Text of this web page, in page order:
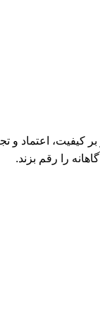
اعتماد و
را رقم بزند.